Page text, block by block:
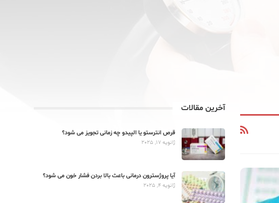
آخرین مقالات
قرص انترستو یا الپیدو چه زمانی تجویز می شود؟
ژانویه 17, 2025
آیا پروژسترون درمانی باعث بالا بردن فشار خون می شود؟
ژانویه 4, 2025